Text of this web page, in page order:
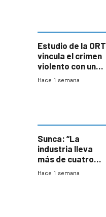
Estudio de la ORT
vincula el crimen
violento con una
menor creación
Hace 1 semana
Sunca: “La
industria lleva
más de cuatro
meses sin
Hace 1 semana